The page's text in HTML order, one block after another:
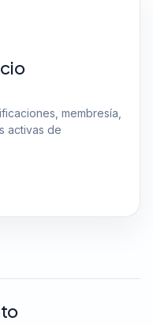
membresía,
activas de